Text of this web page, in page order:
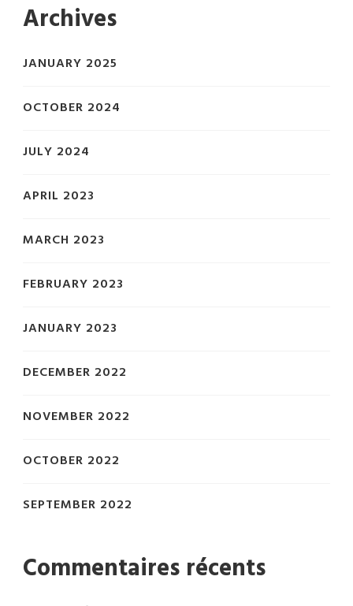
Archives
JANUARY 2025
OCTOBER 2024
JULY 2024
APRIL 2023
MARCH 2023
FEBRUARY 2023
JANUARY 2023
DECEMBER 2022
NOVEMBER 2022
OCTOBER 2022
SEPTEMBER 2022
Commentaires récents